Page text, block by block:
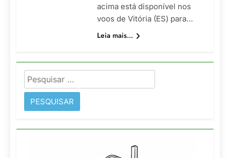
acima está disponível nos
voos de Vitória (ES) para…
Leia mais...
Pesquisar
por: